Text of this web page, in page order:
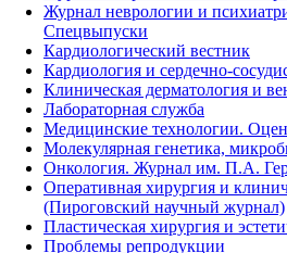
Журнал неврологии и
Спецвыпуски
Кардиологический вестник
Кардиология и сердечно-
Клиническая дерматология и
Лабораторная служба
Медицинские технологии.
Молекулярная генетика,
Онкология. Журнал им. П.А.
Оперативная хирургия и
(Пироговский научный журнал)
Пластическая хирургия и
Проблемы репродукции